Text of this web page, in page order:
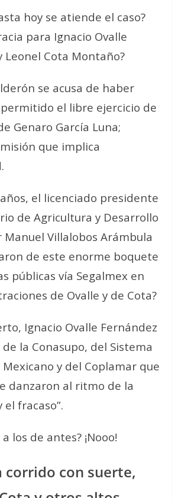
hoy se atiende el caso?
para Ignacio Ovalle
Leonel Cota Montaño?
se acusa de haber
permitido el libre ejercicio de
Genaro García Luna;
que implica
el licenciado presidente
de Agricultura y Desarrollo
Manuel Villalobos Arámbula
de este enorme boquete
públicas vía Segalmex en
de Ovalle y de Cota?
Ignacio Ovalle Fernández
la Conasupo, del Sistema
y del Coplamar que
danzaron al ritmo de la
fracaso”.
los de antes? ¡Nooo!
corrido con suerte,